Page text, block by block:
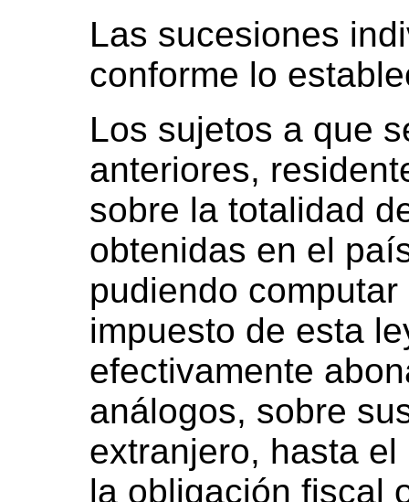
Las sucesiones
conforme lo
Los sujetos a que
anteriores,
sobre la totalidad
obtenidas en el
pudiendo
impuesto de esta
efectivamente
análogos, sobre
extranjero, hasta
la obligación fiscal